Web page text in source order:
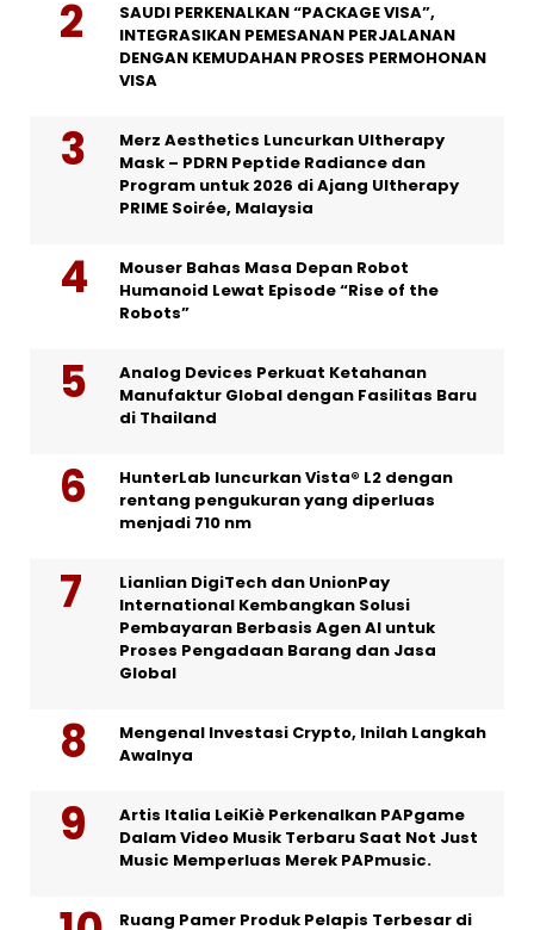
SAUDI PERKENALKAN “PACKAGE VISA”,
INTEGRASIKAN PEMESANAN PERJALANAN
DENGAN KEMUDAHAN PROSES PERMOHONAN
VISA
Merz Aesthetics Luncurkan Ultherapy
Mask – PDRN Peptide Radiance dan
Program untuk 2026 di Ajang Ultherapy
PRIME Soirée, Malaysia
Mouser Bahas Masa Depan Robot
Humanoid Lewat Episode “Rise of the
Robots”
Analog Devices Perkuat Ketahanan
Manufaktur Global dengan Fasilitas Baru
di Thailand
HunterLab luncurkan Vista® L2 dengan
rentang pengukuran yang diperluas
menjadi 710 nm
Lianlian DigiTech dan UnionPay
International Kembangkan Solusi
Pembayaran Berbasis Agen AI untuk
Proses Pengadaan Barang dan Jasa
Global
Mengenal Investasi Crypto, Inilah Langkah
Awalnya
Artis Italia LeiKiè Perkenalkan PAPgame
Dalam Video Musik Terbaru Saat Not Just
Music Memperluas Merek PAPmusic.
Ruang Pamer Produk Pelapis Terbesar di